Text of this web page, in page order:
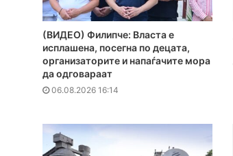
(ВИДЕО) Филипче: Власта е
исплашена, посегна по децата,
организаторите и напаѓачите мора
да одговараат
06.08.2026 16:14